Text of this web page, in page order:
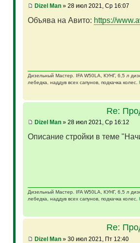
Dizel Man» 28 июл 2021, Ср 16:07
Объява на Авито: https://
Дизельный Мастер. IFA W50LA, КУНГ, 6,5 л
лебедка, наддув всех сапунов, подкачка колес.
Re:
Dizel Man» 28 июл 2021, Ср 16:12
Описание стройки в теме
Дизельный Мастер. IFA W50LA, КУНГ, 6,5 л
лебедка, наддув всех сапунов, подкачка колес.
Re:
Dizel Man» 30 июл 2021, Пт 12:40